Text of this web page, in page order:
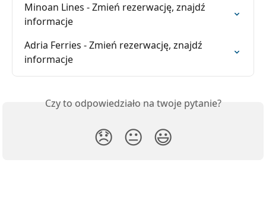
Minoan Lines - Zmień rezerwację, znajdź
informacje
Adria Ferries - Zmień rezerwację, znajdź
informacje
Czy to odpowiedziało na twoje pytanie?
😞 😐 😃